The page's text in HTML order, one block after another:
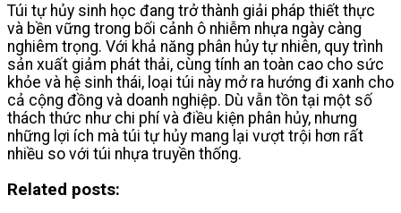
Túi tự hủy sinh học đang trở thành giải pháp thiết thực
và bền vững trong bối cảnh ô nhiễm nhựa ngày càng
nghiêm trọng. Với khả năng phân hủy tự nhiên, quy trình
sản xuất giảm phát thải, cùng tính an toàn cao cho sức
khỏe và hệ sinh thái, loại túi này mở ra hướng đi xanh cho
cả cộng đồng và doanh nghiệp. Dù vẫn tồn tại một số
thách thức như chi phí và điều kiện phân hủy, nhưng
những lợi ích mà túi tự hủy mang lại vượt trội hơn rất
nhiều so với túi nhựa truyền thống.
Related posts: